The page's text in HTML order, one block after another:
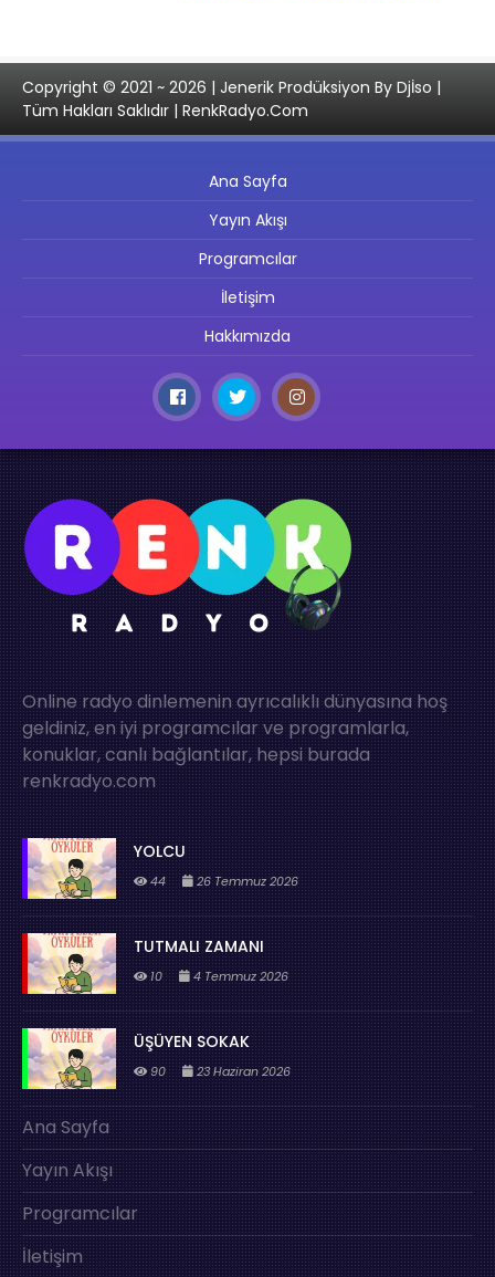
Copyright © 2021 ~ 2026 | Jenerik Prodüksiyon By Djİso |
Tüm Hakları Saklıdır | RenkRadyo.Com
Ana Sayfa
Yayın Akışı
Programcılar
İletişim
Hakkımızda
Online radyo dinlemenin ayrıcalıklı dünyasına hoş
geldiniz, en iyi programcılar ve programlarla,
konuklar, canlı bağlantılar, hepsi burada
renkradyo.com
YOLCU
44 26 Temmuz 2026
TUTMALI ZAMANI
10 4 Temmuz 2026
ÜŞÜYEN SOKAK
90 23 Haziran 2026
Ana Sayfa
Yayın Akışı
Programcılar
İletişim